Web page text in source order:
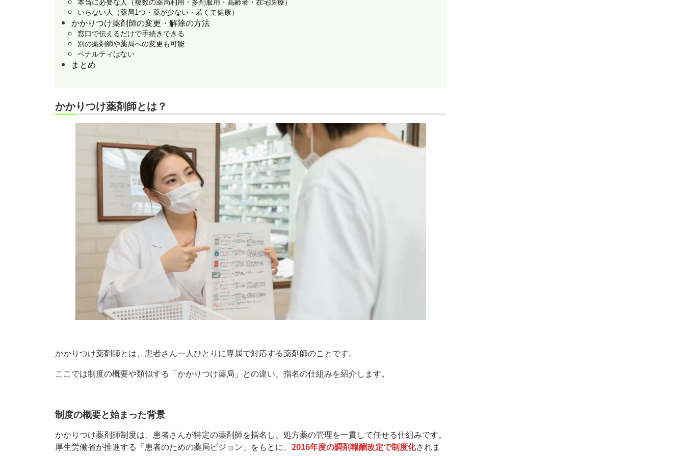
いらない人（薬局1つ・薬が少ない・若くて健康）
かかりつけ薬剤師の変更・解除の方法
窓口で伝えるだけで手続きできる
別の薬剤師や薬局への変更も可能
ペナルティはない
まとめ
かかりつけ薬剤師とは？
かかりつけ薬剤師とは、患者さん一人ひとりに専属で対応する薬剤師のことです。
ここでは制度の概要や類似する「かかりつけ薬局」との違い、指名の仕組みを紹介します。
制度の概要と始まった背景
かかりつけ薬剤師制度は、患者さんが特定の薬剤師を指名し、処方薬の管理を一貫して任せる仕組みです。
厚生労働省が推進する「患者のための薬局ビジョン」をもとに、 2016年度の調剤報酬改定で制度化されま